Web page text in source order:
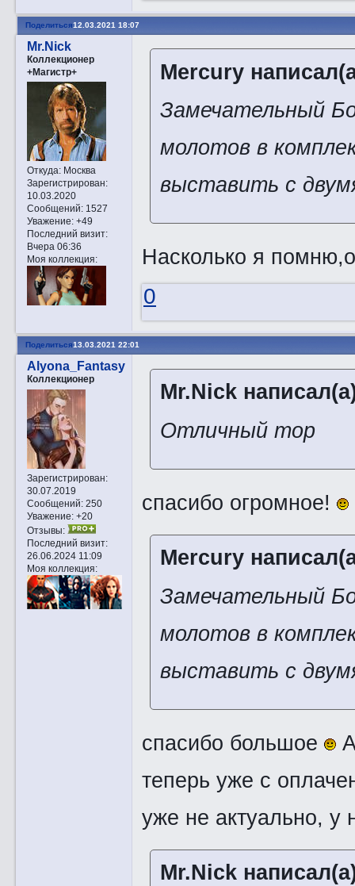
Поделиться12.03.2021 18:07
Mr.Nick
Коллекционер
+Магистр+
Откуда:Москва
Зарегистрирован:
10.03.2020
Сообщений:1527
Уважение: +49
Последний визит:
Вчера 06:36
Моя коллекция:
Mercury
Замечательный
молотов в
выставить с
Насколько я
0
Поделиться13.03.2021 22:01
Alyona_Fantasy
Коллекционер
Зарегистрирован:
30.07.2019
Сообщений:250
Уважение: +20
Отзывы:
Последний визит:
26.06.2024 11:09
Моя коллекция:
Mr.Nick
Отличный тор
спасибо огромное!
Mercury
Замечательный
молотов в
выставить с
спасибо большое
А
теперь уже с
уже не актуально, у
Mr.Nick